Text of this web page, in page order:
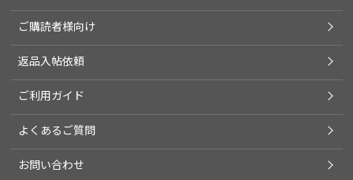
ご購読者様向け
返品入帖依頼
ご利用ガイド
よくあるご質問
お問い合わせ